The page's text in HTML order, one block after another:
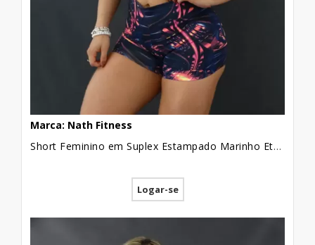
Marca: Nath Fitness
Short Feminino em Suplex Estampado Marinho Etnico Rosa [2109130]
Logar-se